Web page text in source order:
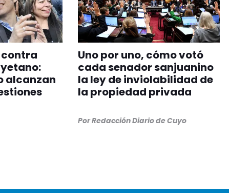
alcanzan
Uno por uno, cómo votó
cada senador sanjuanino
la ley de inviolabilidad de
la propiedad privada
PorRedacción Diario de Cuyo